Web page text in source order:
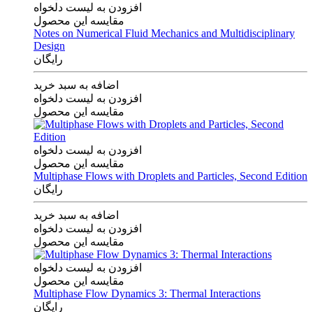
افزودن به لیست دلخواه
مقایسه این محصول
Notes on Numerical Fluid Mechanics and Multidisciplinary
Design
رایگان
اضافه به سبد خرید
افزودن به لیست دلخواه
مقایسه این محصول
افزودن به لیست دلخواه
مقایسه این محصول
Multiphase Flows with Droplets and Particles, Second Edition
رایگان
اضافه به سبد خرید
افزودن به لیست دلخواه
مقایسه این محصول
افزودن به لیست دلخواه
مقایسه این محصول
Multiphase Flow Dynamics 3: Thermal Interactions
رایگان